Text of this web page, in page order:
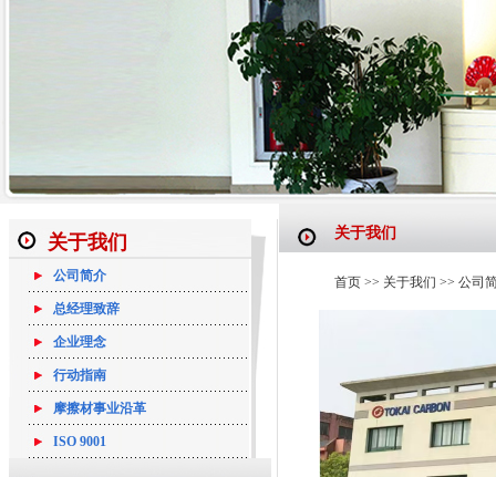
关于我们
公司简介
总经理致辞
企业理念
行动指南
摩擦材事业沿革
ISO 9001
关于我们
首页 >> 关于我们 >> 公司